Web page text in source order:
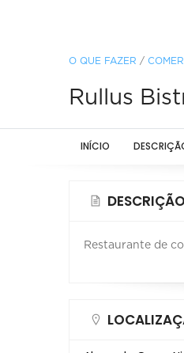
O QUE FAZER /
Rullus
INÍCIO
DESCRIÇÃO
Restaurante de